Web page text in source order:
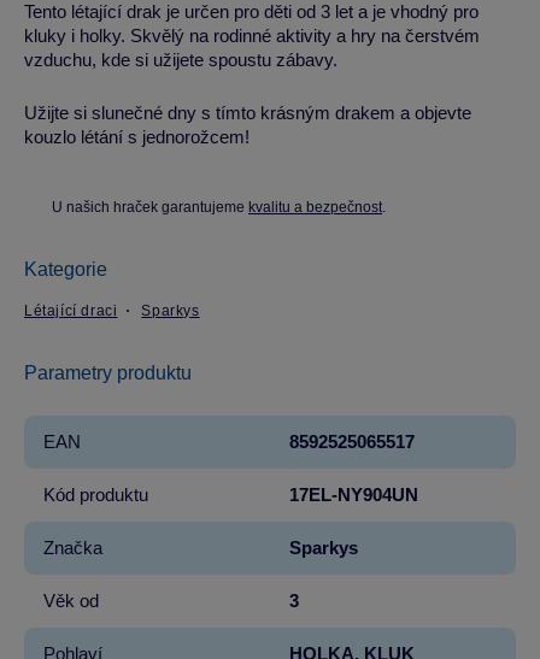
Tento létající drak je určen pro děti od 3 let a je vhodný pro
kluky i holky. Skvělý na rodinné aktivity a hry na čerstvém
vzduchu, kde si užijete spoustu zábavy.
Užijte si slunečné dny s tímto krásným drakem a objevte
kouzlo létání s jednorožcem!
U našich hraček garantujeme kvalitu a bezpečnost.
Kategorie
Létající draci Sparkys
Parametry produktu
EAN 8592525065517
Kód produktu 17EL-NY904UN
Značka Sparkys
Věk od 3
Pohlaví HOLKA, KLUK